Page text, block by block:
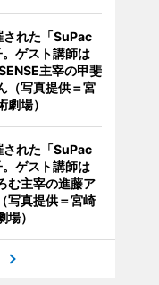
れた「SuPac
ゲスト講師は
主宰の甲斐
（写真提供＝宮
劇場）
された「SuPac
ゲスト講師は
む主宰の進藤ア
写真提供＝宮崎
場）